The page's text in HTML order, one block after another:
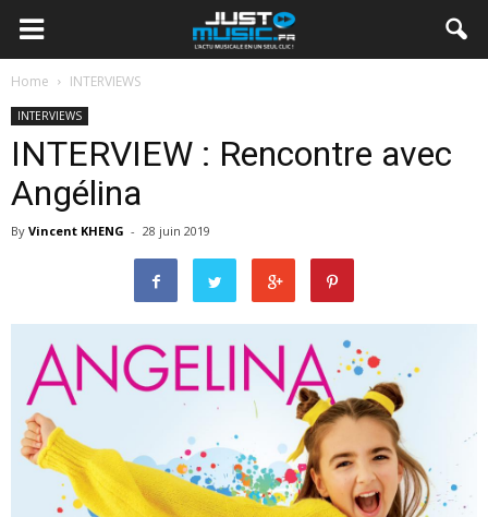
Home INTERVIEWS
INTERVIEWS
INTERVIEW : Rencontre avec
Angélina
By Vincent KHENG - 28 juin 2019